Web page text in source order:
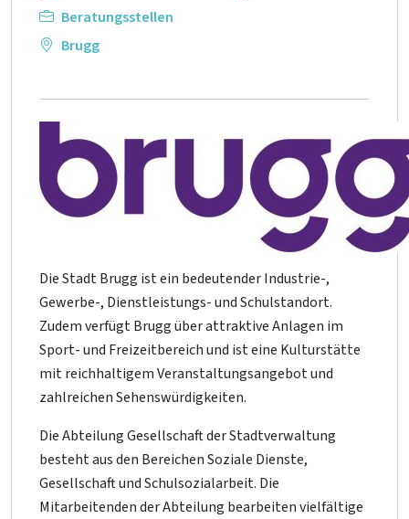
Beratungsstellen
Brugg
Die Stadt Brugg ist ein bedeutender Industrie-,
Gewerbe-, Dienstleistungs- und Schulstandort.
Zudem verfügt Brugg über attraktive Anlagen im
Sport- und Freizeitbereich und ist eine Kulturstätte
mit reichhaltigem Veranstaltungsangebot und
zahlreichen Sehenswürdigkeiten.
Die Abteilung Gesellschaft der Stadtverwaltung
besteht aus den Bereichen Soziale Dienste,
Gesellschaft und Schulsozialarbeit. Die
Mitarbeitenden der Abteilung bearbeiten vielfältige